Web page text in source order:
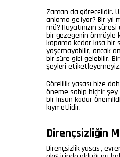
Zaman da görecelidir.
anlama geliyor? Bir yıl
mü? Hayatınızın
bir gezegenin ömrüyle
kapama kadar kısa bir
yaşamayabilir, ancak
bir süre gibi gelebilir.
şeyleri etiketleyemeyiz.
Görelilik yasası bize
öneme sahip hiçbir şey
bir insan kadar
kıymetlidir.
Dirençsizliğin
Dirençsizlik yasası,